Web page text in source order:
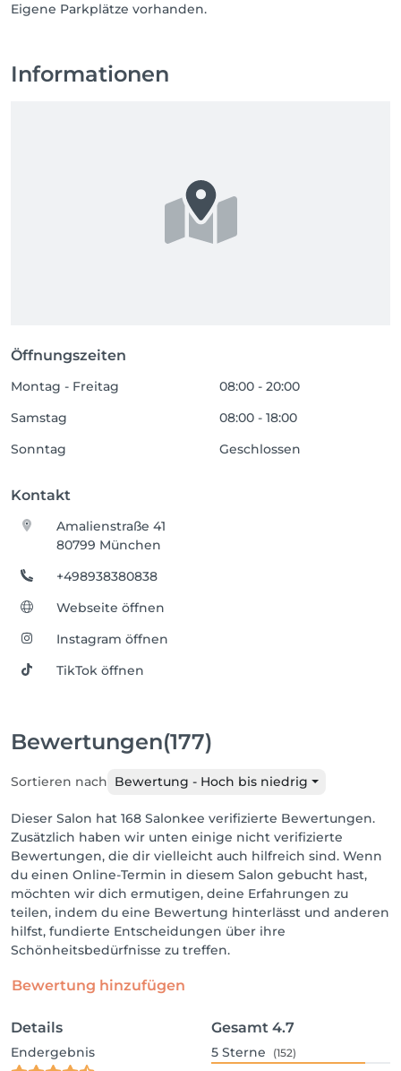
Eigene Parkplätze vorhanden.
Informationen
Öffnungszeiten
Montag - Freitag
08:00 - 20:00
Samstag
08:00 - 18:00
Sonntag
Geschlossen
Kontakt
Amalienstraße 41
80799 München
+498938380838
Webseite öffnen
Instagram öffnen
TikTok öffnen
Bewertungen(177)
Sortieren nach Bewertung - Hoch bis niedrig
Dieser Salon hat 168 Salonkee verifizierte Bewertungen.
Zusätzlich haben wir unten einige nicht verifizierte
Bewertungen, die dir vielleicht auch hilfreich sind. Wenn
du einen Online-Termin in diesem Salon gebucht hast,
möchten wir dich ermutigen, deine Erfahrungen zu
teilen, indem du eine Bewertung hinterlässt und anderen
hilfst, fundierte Entscheidungen über ihre
Schönheitsbedürfnisse zu treffen.
Bewertung hinzufügen
Details
Endergebnis
Gesamt 4.7
5 Sterne (152)